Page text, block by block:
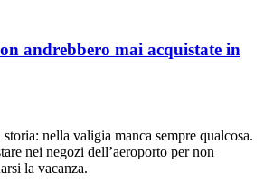
andrebbero mai acquistate in
nella valigia manca sempre qualcosa.
nei negozi dell’aeroporto per non
la vacanza.